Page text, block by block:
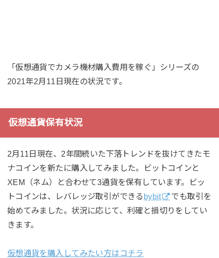
「仮想通貨でカメラ機材購入費用を稼ぐ」シリーズの
2021年2月11日現在の状況です。
仮想通貨保有状況
2月11日現在、2年間続いた下落トレンドを抜けてきたモ
ナコインを新たに購入してみました。ビットコインと
XEM（ネム）と合わせて3通貨を保有しています。ビッ
トコインは、レバレッジ取引ができる bybit
でも取引を
始めてみました。状況に応じて、利確と損切りをしてい
きます。
仮想通貨を購入してみたい方はコチラ